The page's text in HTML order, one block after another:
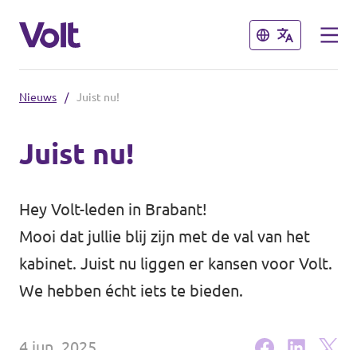
Sluiten
Fractie Provincale Staten
Gemeenten
Breda
Sluiten
Over Volt
Nieuws
Nieuws / Juist nu!
Juist nu!
Hey Volt-leden in Brabant!
Mooi dat jullie blij zijn met de val van het
kabinet. Juist nu liggen er kansen voor Volt.
We hebben écht iets te bieden.